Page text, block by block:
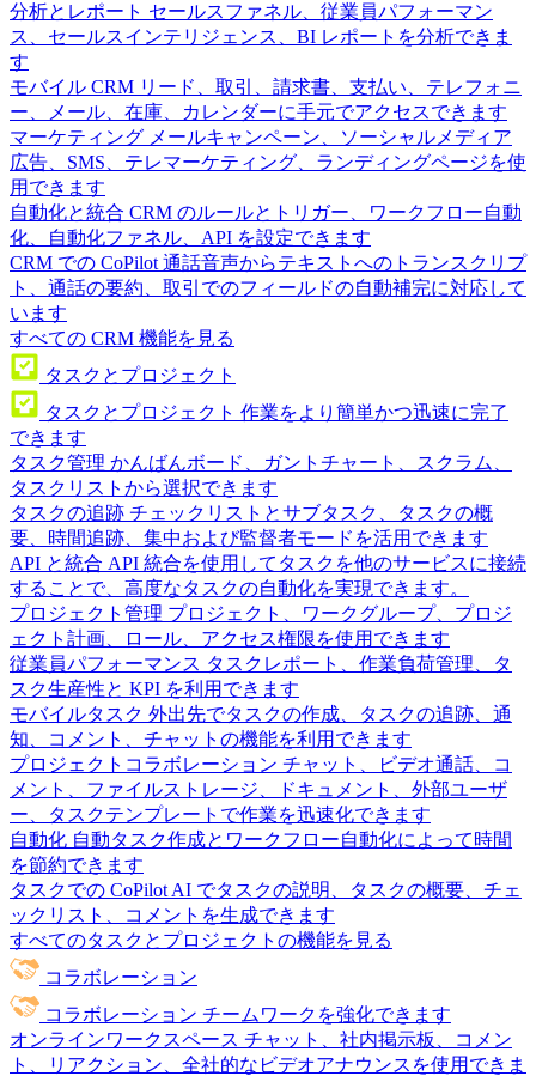
分析とレポート セールスファネル、従業員パフォーマン
ス、セールスインテリジェンス、BI レポートを分析できま
す
モバイル CRM リード、取引、請求書、支払い、テレフォニ
ー、メール、在庫、カレンダーに手元でアクセスできます
マーケティング メールキャンペーン、ソーシャルメディア
広告、SMS、テレマーケティング、ランディングページを使
用できます
自動化と統合 CRM のルールとトリガー、ワークフロー自動
化、自動化ファネル、API を設定できます
CRM での CoPilot 通話音声からテキストへのトランスクリプ
ト、通話の要約、取引でのフィールドの自動補完に対応して
います
すべての CRM 機能を見る
タスクとプロジェクト
タスクとプロジェクト 作業をより簡単かつ迅速に完了
できます
タスク管理 かんばんボード、ガントチャート、スクラム、
タスクリストから選択できます
タスクの追跡 チェックリストとサブタスク、タスクの概
要、時間追跡、集中および監督者モードを活用できます
API と統合 API 統合を使用してタスクを他のサービスに接続
することで、高度なタスクの自動化を実現できます。
プロジェクト管理 プロジェクト、ワークグループ、プロジ
ェクト計画、ロール、アクセス権限を使用できます
従業員パフォーマンス タスクレポート、作業負荷管理、タ
スク生産性と KPI を利用できます
モバイルタスク 外出先でタスクの作成、タスクの追跡、通
知、コメント、チャットの機能を利用できます
プロジェクトコラボレーション チャット、ビデオ通話、コ
メント、ファイルストレージ、ドキュメント、外部ユーザ
ー、タスクテンプレートで作業を迅速化できます
自動化 自動タスク作成とワークフロー自動化によって時間
を節約できます
タスクでの CoPilot AI でタスクの説明、タスクの概要、チェ
ックリスト、コメントを生成できます
すべてのタスクとプロジェクトの機能を見る
コラボレーション
コラボレーション チームワークを強化できます
オンラインワークスペース チャット、社内掲示板、コメン
ト、リアクション、全社的なビデオアナウンスを使用できま